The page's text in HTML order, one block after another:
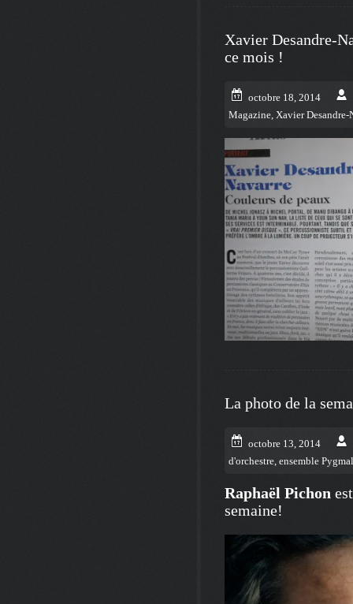
Xavier Desandre-
ce mois !
octobre 18, 2014
Magazine, Xavier Desandre-
La photo de la
octobre 13, 2014
d'orchestre, ensemble
Raphaël Pichon
semaine!